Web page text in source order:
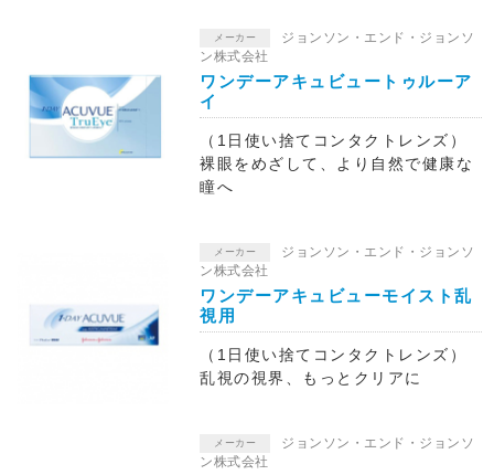
メーカー
ジョンソン・エンド・ジョンソ
ン株式会社
ワンデーアキュビュートゥルーア
イ
（1日使い捨てコンタクトレンズ）
裸眼をめざして、より自然で健康な
瞳へ
メーカー
ジョンソン・エンド・ジョンソ
ン株式会社
ワンデーアキュビューモイスト乱
視用
（1日使い捨てコンタクトレンズ）
乱視の視界、もっとクリアに
メーカー
ジョンソン・エンド・ジョンソ
ン株式会社